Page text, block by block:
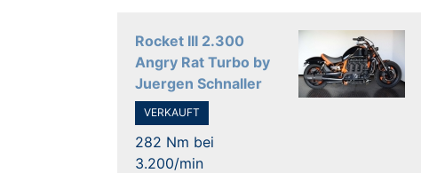
Rocket III 2.300
Angry Rat Turbo by
Juergen Schnaller
VERKAUFT
282 Nm bei
3.200/min